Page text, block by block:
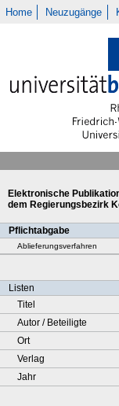
Home Neuzugänge
Elektronische
dem Regierungsbezirk
Pflichtabgabe
Ablieferungsverfahren
Listen
Titel
Autor / Beteiligte
Ort
Verlag
Jahr